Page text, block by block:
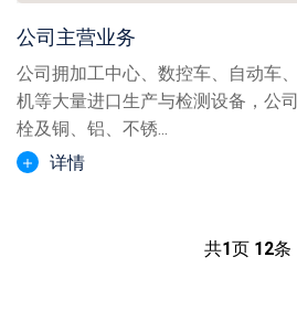
公司主营业务
公司拥加工中心、数控车、自动车
机等大量进口生产与检测设备，公
栓及铜、铝、不锈...
详情
共1页 12条